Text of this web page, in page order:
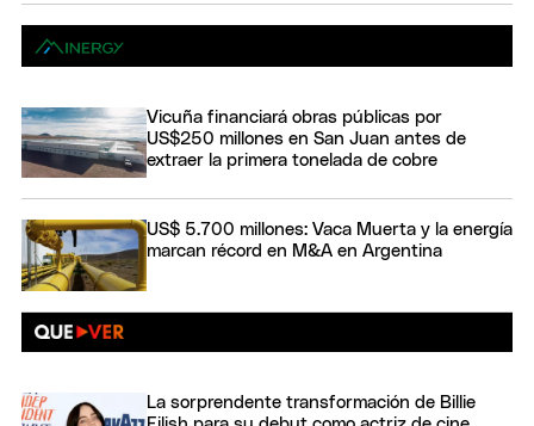
Vicuña financiará obras públicas por
US$250 millones en San Juan antes de
extraer la primera tonelada de cobre
US$ 5.700 millones: Vaca Muerta y la energía
marcan récord en M&A en Argentina
La sorprendente transformación de Billie